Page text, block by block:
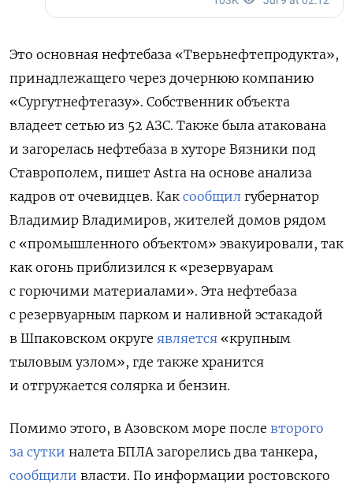
Это основная нефтебаза «Тверьнефтепродукта»,
принадлежащего через дочернюю компанию
«Сургутнефтегазу». Собственник объекта
владеет сетью из 52 АЗС. Также была атакована
и загорелась нефтебаза в хуторе Вязники под
Ставрополем, пишет Astra на основе анализа
кадров от очевидцев. Как сообщил губернатор
Владимир Владимиров, жителей домов рядом
с «промышленного объектом» эвакуировали, так
как огонь приблизился к «резервуарам
с горючими материалами». Эта нефтебаза
с резервуарным парком и наливной эстакадой
в Шпаковском округе является «крупным
тыловым узлом», где также хранится
и отгружается солярка и бензин.
Помимо этого, в Азовском море после второго
за сутки налета БПЛА загорелись два танкера,
сообщили власти. По информации ростовского